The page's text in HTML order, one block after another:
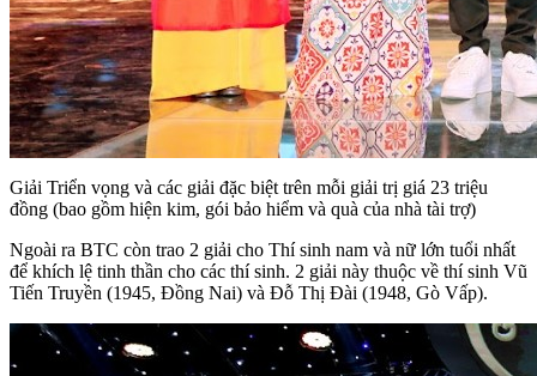
Giải Triển vọng và các giải đặc biệt trên mỗi giải trị giá 23 triệu
đồng (bao gồm hiện kim, gói bảo hiểm và quà của nhà tài trợ)
Ngoài ra BTC còn trao 2 giải cho Thí sinh nam và nữ lớn tuổi nhất
để khích lệ tinh thần cho các thí sinh. 2 giải này thuộc về thí sinh Vũ
Tiến Truyền (1945, Đồng Nai) và Đỗ Thị Đài (1948, Gò Vấp).